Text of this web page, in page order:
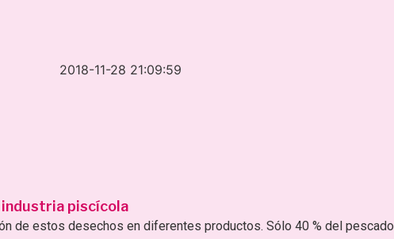
2018-11-28 21:09:59
piscícola
de estos desechos en diferentes productos. Sólo 40 % del pescado